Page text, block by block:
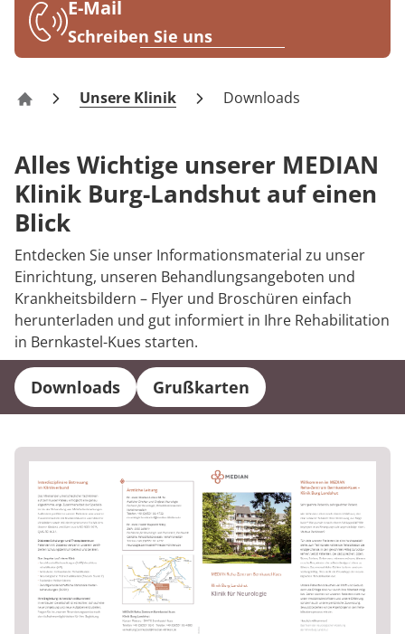
Blog
E-Mail
Schreiben Sie uns
Reha-Zentrum Bernkastel-Kues Klinik Burg-
Unsere Klinik Downloads
Alles Wichtige unserer MEDIAN
Klinik Burg-Landshut auf einen
Blick
Entdecken Sie unser Informationsmaterial zu unser
Einrichtung, unseren Behandlungsangeboten und
Krankheitsbildern – Flyer und Broschüren einfach
herunterladen und gut informiert in Ihre Rehabilitation
in Bernkastel-Kues starten.
Downloads Grußkarten